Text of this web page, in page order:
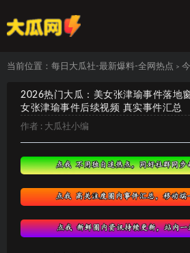
当前位置： 每日大瓜社-最新爆料-全网热点 >
2026热门大瓜：美女张津瑜事件落地
女张津瑜事件后续视频 真实事件汇总
作者 : 大瓜社小编